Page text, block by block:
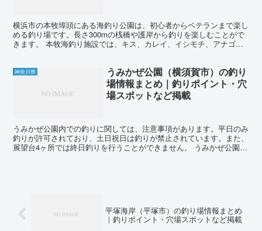
横浜市の本牧埠頭にある海釣り公園は、初心者からベテランまで楽し
める釣り場です。長さ300mの桟橋や護岸から釣りを楽しむことがで
きます。 本牧海釣り施設では、キス、カレイ、イシモチ、アナゴ、
神奈川県
うみかぜ公園（横須賀市）の釣り
場情報まとめ｜釣りポイント・穴
場スポットなど掲載
うみかぜ公園内での釣りに関しては、注意事項があります。平日のみ
釣りが許可されており、土日祝日は釣りが禁止されています。また、
展望台4ヶ所では終日釣りを行うことができません。 うみかぜ公園は
平塚海岸（平塚市）の釣り場情報まとめ
｜釣りポイント・穴場スポットなど掲載